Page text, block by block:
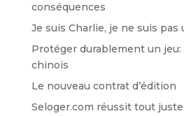
conséquences
Je suis Charlie, je ne suis pas
Protéger durablement un
chinois
Le nouveau contrat d’édition
Seloger.com réussit tout